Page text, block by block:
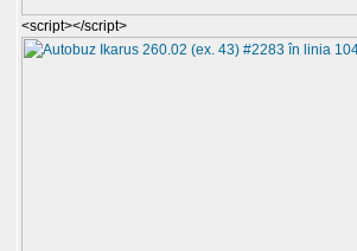
<script></script>